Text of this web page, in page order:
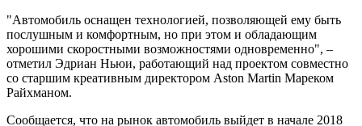
"Автомобиль оснащен технологией, позволяющей ему быть
послушным и комфортным, но при этом и обладающим
хорошими скоростными возможностями одновременно", –
отметил Эдриан Ньюи, работающий над проектом совместно
со старшим креативным директором Aston Martin Мареком
Райхманом.
Сообщается, что на рынок автомобиль выйдет в начале 2018